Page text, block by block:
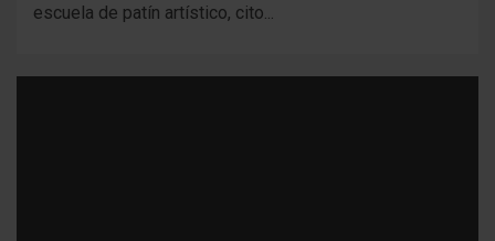
escuela de patín artístico, cito...